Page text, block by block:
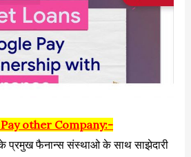
other Company:-
प्रमुख फैनान्स संस्थाओ के साथ साझेदारी